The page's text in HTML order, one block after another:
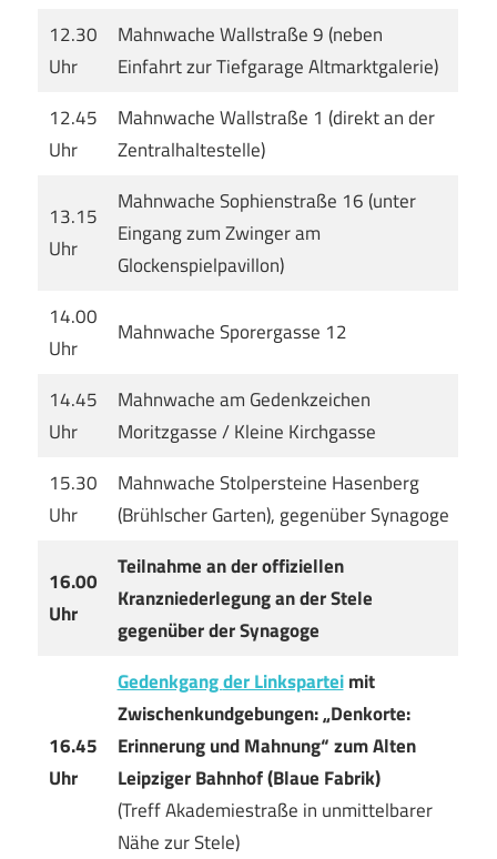
12.30
Uhr
Mahnwache Wallstraße 9 (neben
Einfahrt zur Tiefgarage Altmarktgalerie)
12.45
Uhr
Mahnwache Wallstraße 1 (direkt an der
Zentralhaltestelle)
13.15
Uhr
Mahnwache Sophienstraße 16 (unter
Eingang zum Zwinger am
Glockenspielpavillon)
14.00
Uhr
Mahnwache Sporergasse 12
14.45
Uhr
Mahnwache am Gedenkzeichen
Moritzgasse / Kleine Kirchgasse
15.30
Uhr
Mahnwache Stolpersteine Hasenberg
(Brühlscher Garten), gegenüber Synagoge
16.00
Uhr
Teilnahme an der offiziellen
Kranzniederlegung an der Stele
gegenüber der Synagoge
16.45
Uhr
Gedenkgangder Linkspartei mit
Zwischenkundgebungen: „Denkorte:
Erinnerung und Mahnung“ zum Alten
Leipziger Bahnhof (Blaue Fabrik)
(Treff Akademiestraße in unmittelbarer
Nähe zur Stele)